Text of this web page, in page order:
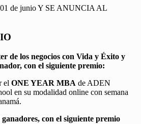
de junio Y SE ANUNCIA AL
de los negocios con Vida y Éxito y
con el siguiente premio:
el ONE YEAR MBA de ADEN
en su modalidad online con semana
con el siguiente premio